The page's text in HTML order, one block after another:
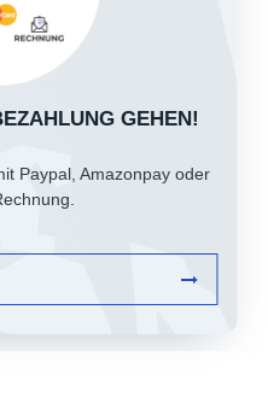
GEHEN!
Paypal, Amazonpay oder